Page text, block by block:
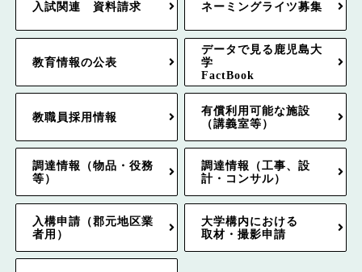
入試関連 資料請求 ネーミングライツ募集
教育情報の公表
データで見る鹿児島大
学
FactBook
教職員採用情報
有償利用可能な施設
（講義室等）
調達情報（物品・役務
等）
調達情報（工事、設
計・コンサル）
入構申請（郡元地区業
者用）
大学構内における
取材・撮影申請